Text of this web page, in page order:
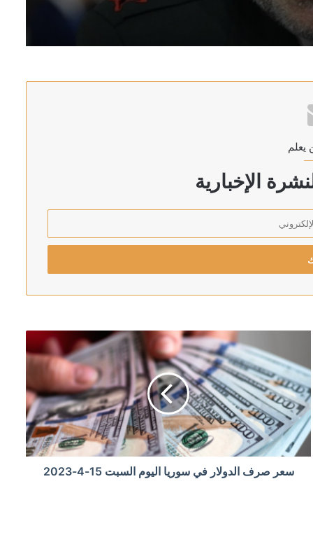
الوقت
ميرتس السياسي
الكامل للمعتقلين من غزة
يعلم
الإخبارية
سعر صرف الدولار في سوريا اليوم السبت 15-4-2023